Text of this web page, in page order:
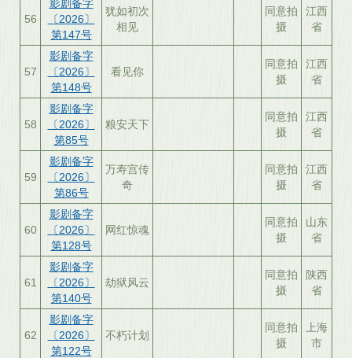
56
影剧备字
〔2026〕
第147号
犹如初次
相见
同意拍
摄
江西
省
57
影剧备字
〔2026〕
第148号
看见你
同意拍
摄
江西
省
58
影剧备字
〔2026〕
第85号
粮安天下
同意拍
摄
江西
省
59
影剧备字
〔2026〕
第86号
万寿宫传
奇
同意拍
摄
江西
省
60
影剧备字
〔2026〕
第128号
网红惊魂
同意拍
摄
山东
省
61
影剧备字
〔2026〕
第140号
劫狱风云
同意拍
摄
陕西
省
62
影剧备字
〔2026〕
第122号
不朽计划
同意拍
摄
上海
市